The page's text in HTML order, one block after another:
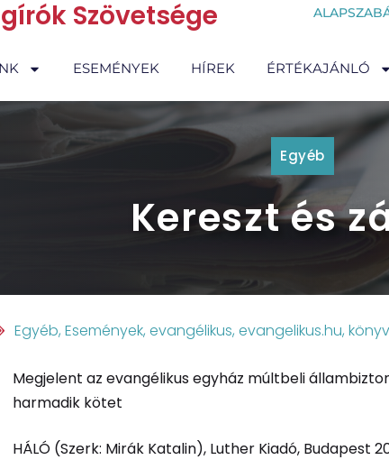
Szövetsége
ESEMÉNYEK HÍREK ÉRTÉKAJÁNLÓ
Egyéb
Kereszt és
Egyéb, Események, evangélikus, evangelikus.hu, könyv
Megjelent az evangélikus egyház múltbeli
harmadik kötet
HÁLÓ (Szerk: Mirák Katalin), Luther Kiadó, Budapest